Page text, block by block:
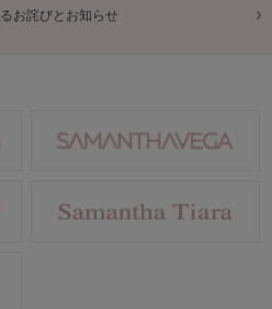
お詫びとお知らせ